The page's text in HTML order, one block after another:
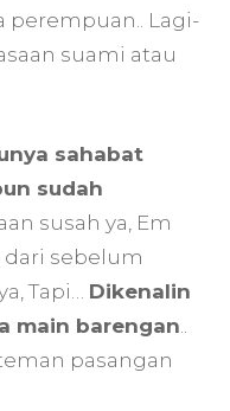
perempuan.. Lagi-
suami atau
sahabat
sudah
susah ya, Em
dari sebelum
Tapi… Dikenalin
main barengan
pasangan